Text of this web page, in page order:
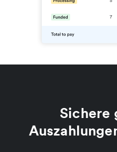
Sichere